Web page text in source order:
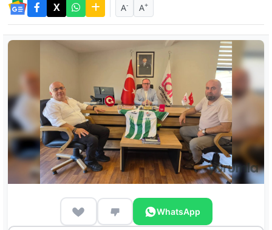
A- A+
WhatsApp